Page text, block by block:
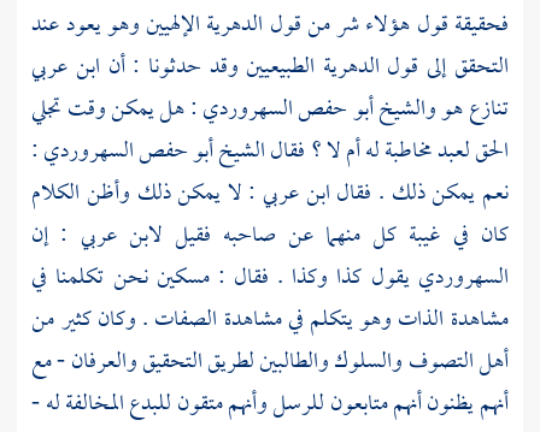
فحقيقة قول هؤلاء شر من قول الدهرية الإلهيينوهو يعود عند
التحقق إلى قول الدهرية الطبيعيينوقد حدثونا : أن ابن عربي
تنازع هو والشيخأبو حفص السهروردي: هل يمكن وقت تجلي
الحق لعبد مخاطبة له أم لا ؟ فقال الشيخأبو حفص السهروردي:
نعم يمكن ذلك . فقالابن عربي : لا يمكن ذلك وأظن الكلام
كان في غيبة كل منهما عن صاحبه فقيل لابن عربي : إن
السهروردييقول كذا وكذا . فقال : مسكين نحن تكلمنا في
مشاهدة الذات وهو يتكلم في مشاهدة الصفات . وكان كثير من
أهل التصوف والسلوك والطالبين لطريق التحقيق والعرفان - مع
أنهم يظنون أنهم متابعون للرسل وأنهم متقون للبدع المخالفة له -